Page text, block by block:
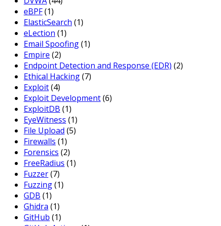
eBPF(1)
ElasticSearch (1)
eLection (1)
Email Spoofing(1)
Empire (2)
Endpoint Detection and Response (EDR) (2)
Ethical Hacking(7)
Exploit(4)
Exploit Development(6)
ExploitDB (1)
EyeWitness (1)
File Upload (5)
Firewalls (1)
Forensics (2)
FreeRadius (1)
Fuzzer(7)
Fuzzing(1)
GDB (1)
Ghidra (1)
GitHub (1)